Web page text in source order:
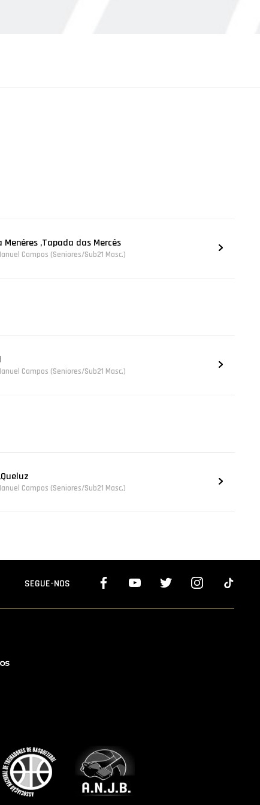
,Tapada das Mercês
Campos (Seniores/Sub21 Masc.)
Campos (Seniores/Sub21 Masc.)
Campos (Seniores/Sub21 Masc.)
SEGUE-NOS